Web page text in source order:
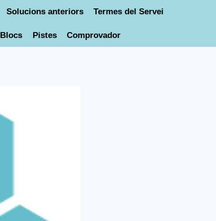
Solucions anteriors Termes del Servei
Blocs Pistes Comprovador